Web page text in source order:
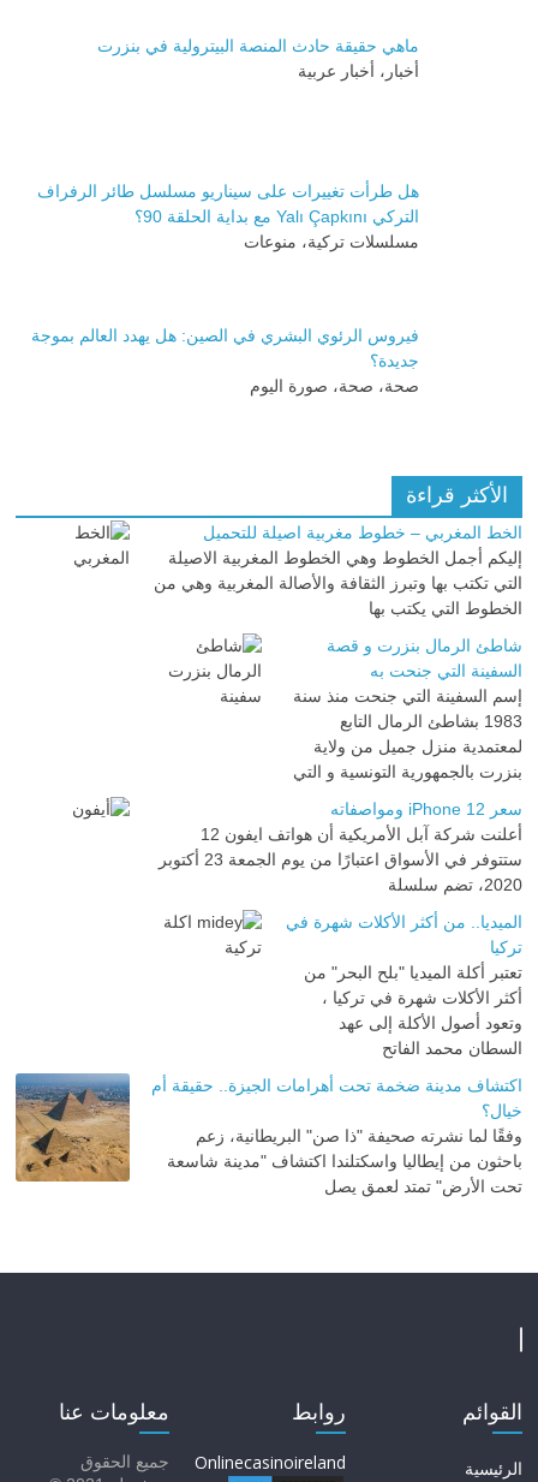
ماهي حقيقة حادث المنصة البيترولية في بنزرت
أخبار، أخبار عربية
هل طرأت تغييرات على سيناريو مسلسل طائر الرفراف
التركي Yalı Çapkını مع بداية الحلقة 90؟
مسلسلات تركية، منوعات
فيروس الرئوي البشري في الصين: هل يهدد العالم بموجة
جديدة؟
صحة، صحة، صورة اليوم
الأكثر قراءة
الخط المغربي – خطوط مغربية اصيلة للتحميل
إليكم أجمل الخطوط وهي الخطوط المغربية الاصيلة
التي تكتب بها وتبرز الثقافة والأصالة المغربية وهي من
الخطوط التي يكتب بها
شاطئ الرمال بنزرت و قصة
السفينة التي جنحت به
إسم السفينة التي جنحت منذ سنة
1983 بشاطئ الرمال التابع
لمعتمدية منزل جميل من ولاية
بنزرت بالجمهورية التونسية و التي
سعر iPhone 12 ومواصفاته
أعلنت شركة آبل الأمريكية أن هواتف ايفون 12
ستتوفر في الأسواق اعتبارًا من يوم الجمعة 23 أكتوبر
2020، تضم سلسلة
الميديا.. من أكثر الأكلات شهرة في
تركيا
تعتبر أكلة الميديا "بلح البحر" من
أكثر الأكلات شهرة في تركيا ،
وتعود أصول الأكلة إلى عهد
السطان محمد الفاتح
اكتشاف مدينة ضخمة تحت أهرامات الجيزة.. حقيقة أم
خيال؟
وفقًا لما نشرته صحيفة "ذا صن" البريطانية، زعم
باحثون من إيطاليا واسكتلندا اكتشاف "مدينة شاسعة
تحت الأرض" تمتد لعمق يصل
القوائم
الرئيسية
روابط
Onlinecasinoireland
معلومات عنا
جميع الحقوق